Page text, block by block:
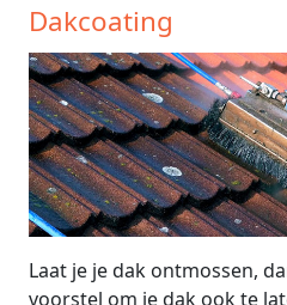
Dakcoating
Laat je je dak ontmossen,
voorstel om je dak ook te